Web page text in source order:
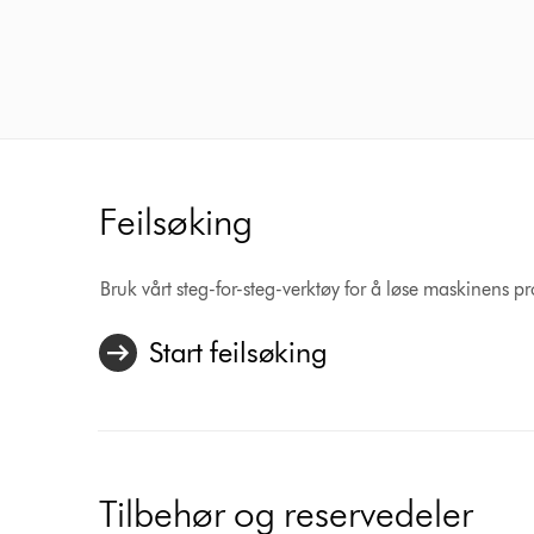
Feilsøking
Bruk vårt steg-for-steg-verktøy for å løse maskinens
Start feilsøking
Tilbehør og reservedeler